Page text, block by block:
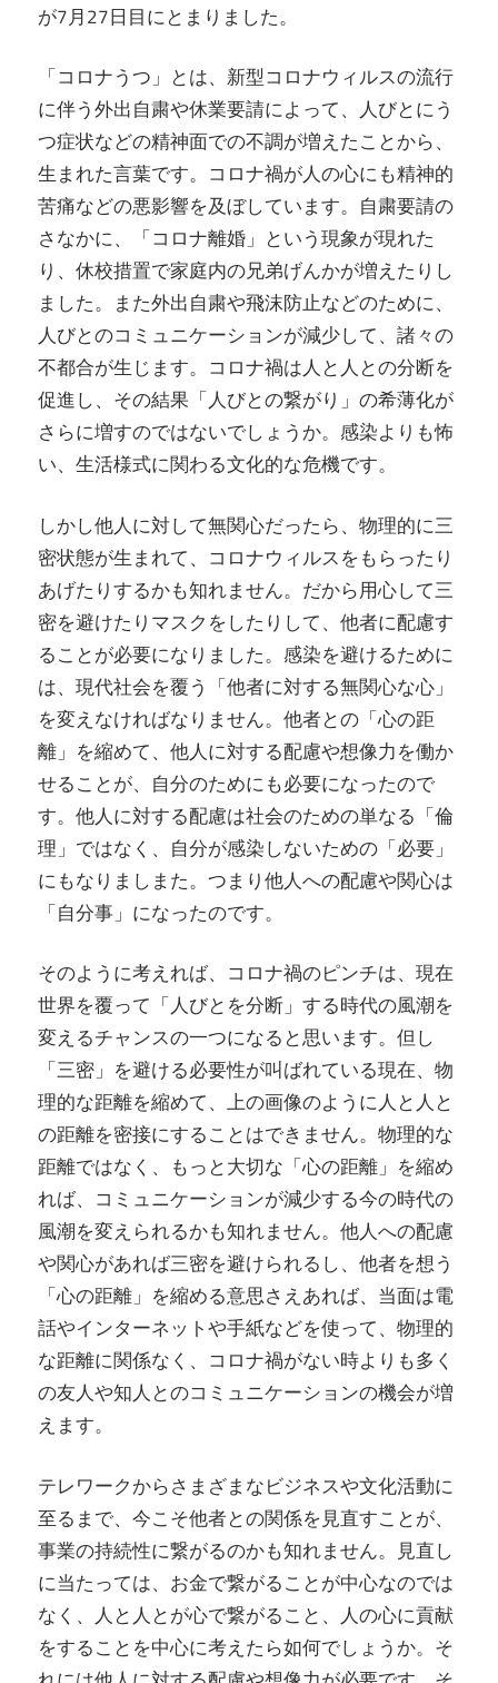
が7月27日目にとまりました。
「コロナうつ」とは、新型コロナウィルスの流行
に伴う外出自粛や休業要請によって、人びとにう
つ症状などの精神面での不調が増えたことから、
生まれた言葉です。コロナ禍が人の心にも精神的
苦痛などの悪影響を及ぼしています。自粛要請の
さなかに、「コロナ離婚」という現象が現れた
り、休校措置で家庭内の兄弟げんかが増えたりし
ました。また外出自粛や飛沫防止などのために、
人びとのコミュニケーションが減少して、諸々の
不都合が生じます。コロナ禍は人と人との分断を
促進し、その結果「人びとの繋がり」の希薄化が
さらに増すのではないでしょうか。感染よりも怖
い、生活様式に関わる文化的な危機です。
しかし他人に対して無関心だったら、物理的に三
密状態が生まれて、コロナウィルスをもらったり
あげたりするかも知れません。だから用心して三
密を避けたりマスクをしたりして、他者に配慮す
ることが必要になりました。感染を避けるために
は、現代社会を覆う「他者に対する無関心な心」
を変えなければなりません。他者との「心の距
離」を縮めて、他人に対する配慮や想像力を働か
せることが、自分のためにも必要になったので
す。他人に対する配慮は社会のための単なる「倫
理」ではなく、自分が感染しないための「必要」
にもなりましまた。つまり他人への配慮や関心は
「自分事」になったのです。
そのように考えれば、コロナ禍のピンチは、現在
世界を覆って「人びとを分断」する時代の風潮を
変えるチャンスの一つになると思います。但し
「三密」を避ける必要性が叫ばれている現在、物
理的な距離を縮めて、上の画像のように人と人と
の距離を密接にすることはできません。物理的な
距離ではなく、もっと大切な「心の距離」を縮め
れば、コミュニケーションが減少する今の時代の
風潮を変えられるかも知れません。他人への配慮
や関心があれば三密を避けられるし、他者を想う
「心の距離」を縮める意思さえあれば、当面は電
話やインターネットや手紙などを使って、物理的
な距離に関係なく、コロナ禍がない時よりも多く
の友人や知人とのコミュニケーションの機会が増
えます。
テレワークからさまざまなビジネスや文化活動に
至るまで、今こそ他者との関係を見直すことが、
事業の持続性に繋がるのかも知れません。見直し
に当たっては、お金で繋がることが中心なのでは
なく、人と人とが心で繋がること、人の心に貢献
をすることを中心に考えたら如何でしょうか。そ